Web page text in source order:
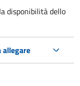
disponibilità dello
allegare